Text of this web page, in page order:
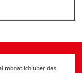
monatlich über das